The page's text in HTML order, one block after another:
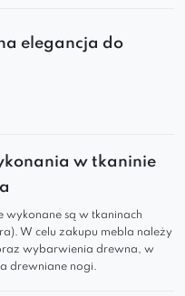
elegancja do
luksus i komfort
eleganckim
i wygodą
w tkaninie
wykonane są w tkaninach
W celu zakupu mebla należy
wybarwienia drewna, w
drewniane nogi.